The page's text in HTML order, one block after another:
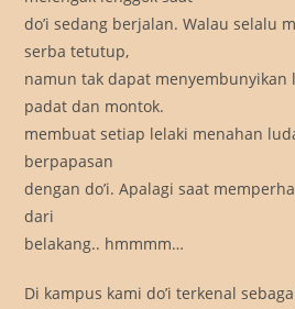
do’i sedang berjalan. Walau selalu
serba tetutup,
namun tak dapat menyembunyikan
padat dan montok.
membuat setiap lelaki menahan
berpapasan
dengan do’i. Apalagi saat
dari
belakang.. hmmmm…
Di kampus kami do’i terkenal